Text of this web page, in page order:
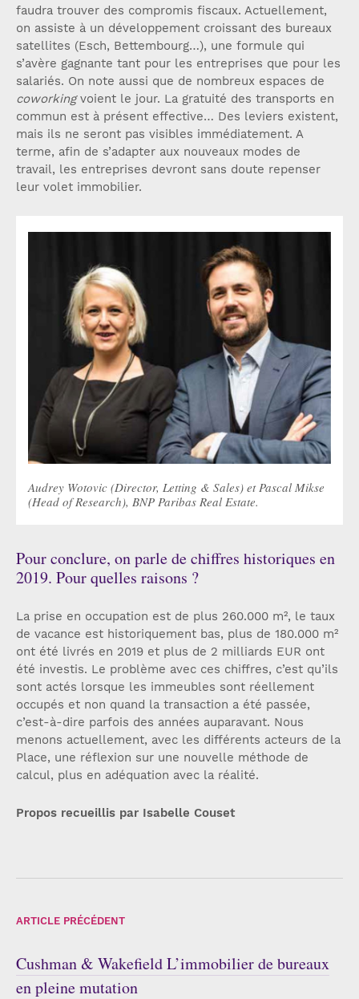
faudra trouver des compromis fiscaux. Actuellement,
on assiste à un développement croissant des bureaux
satellites (Esch, Bettembourg…), une formule qui
s’avère gagnante tant pour les entreprises que pour les
salariés. On note aussi que de nombreux espaces de
coworkingvoient le jour. La gratuité des transports en
commun est à présent effective… Des leviers existent,
mais ils ne seront pas visibles immédiatement. A
terme, afin de s’adapter aux nouveaux modes de
travail, les entreprises devront sans doute repenser
leur volet immobilier.
Audrey Wotovic (Director, Letting & Sales) et Pascal Mikse
(Head of Research), BNP Paribas Real Estate.
Pour conclure, on parle de chiffres historiques en
2019. Pour quelles raisons ?
La prise en occupation est de plus 260.000 m², le taux
de vacance est historiquement bas, plus de 180.000 m²
ont été livrés en 2019 et plus de 2 milliards EUR ont
été investis. Le problème avec ces chiffres, c’est qu’ils
sont actés lorsque les immeubles sont réellement
occupés et non quand la transaction a été passée,
c’est-à-dire parfois des années auparavant. Nous
menons actuellement, avec les différents acteurs de la
Place, une réflexion sur une nouvelle méthode de
calcul, plus en adéquation avec la réalité.
Propos recueillis par Isabelle Couset
ARTICLE PRÉCÉDENT
Cushman & Wakefield L’immobilier de bureaux
en pleine mutation